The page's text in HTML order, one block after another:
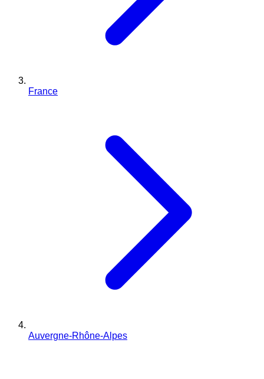
France
Auvergne-Rhône-Alpes